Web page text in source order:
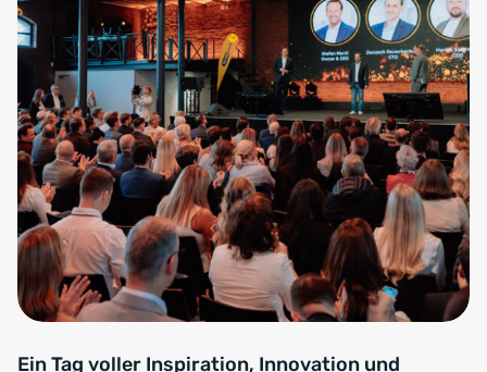
Ein Tag voller Inspiration, Innovation und